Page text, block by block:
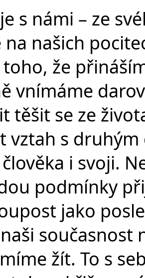
s námi – ze
na našich
že
vnímáme
těšit se ze
vztah s
i svoji.
podmínky
jako
současnost
žít. To s